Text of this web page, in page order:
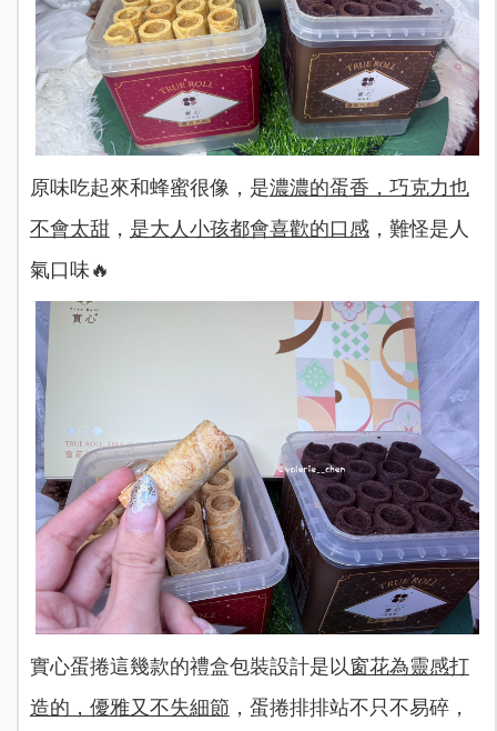
原味吃起來和蜂蜜很像，是濃濃的蛋香，巧克力也
不會太甜， 是大人小孩都會喜歡的口感，難怪是人
氣口味🔥
實心蛋捲這幾款的禮盒包裝設計是以窗花為靈感打
造的，優雅又不失細節 ，蛋捲排排站不只不易碎，